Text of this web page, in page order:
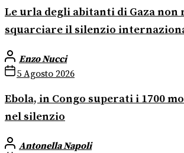
Le urla degli abitanti di Gaza non
squarciare il silenzio
Enzo Nucci
5 Agosto 2026
Ebola, in Congo superati i 1700
nel silenzio
Antonella Napoli